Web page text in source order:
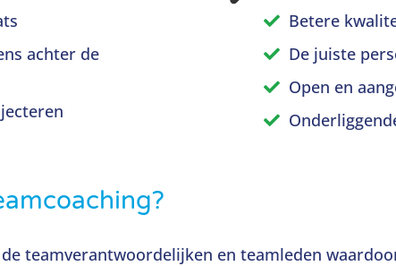
achter de
Betere
De juiste
Open en
teamverantwoordelijken en teamleden